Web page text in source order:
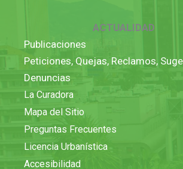
ACTUALIDAD
Publicaciones
Peticiones, Quejas, Reclamos,
Denuncias
La Curadora
Mapa del Sitio
Preguntas Frecuentes
Licencia Urbanística
Accesibilidad